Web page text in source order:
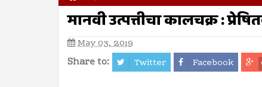
मानवी उत्पत्तीचा कालचक्र :
May 03, 2019
Share to: Twitter Facebook